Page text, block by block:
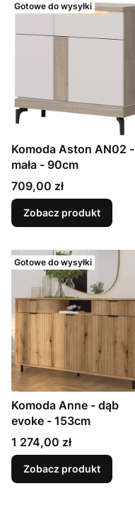
Gotowe do wysyłki
Komoda Aston AN02 -
mała - 90cm
Cena
709,00 zł
Zobacz produkt
Gotowe do wysyłki
Komoda Anne - dąb
evoke - 153cm
Cena
1 274,00 zł
Zobacz produkt